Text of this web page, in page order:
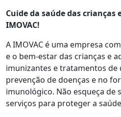
Cuideda saúde das crianças
IMOVAC!
A IMOVAC é uma empresa
e o bem-estar das crianças e
imunizantes e tratamentos de
prevenção de doenças e no
imunológico. Não esqueça de
serviços para proteger a